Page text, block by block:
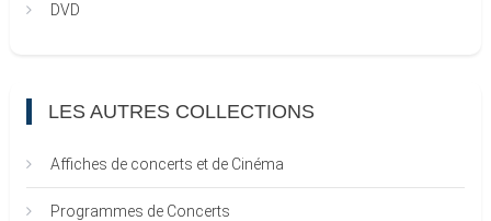
DVD
LES AUTRES COLLECTIONS
Affiches de concerts et de Cinéma
Programmes de Concerts